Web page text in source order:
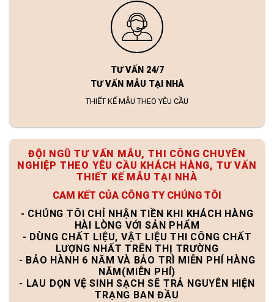
TƯ VẤN 24/7
TƯ VẤN MẪU TẠI NHÀ
THIẾT KẾ MẪU THEO YÊU CẦU
ĐỘI NGŨ TƯ VẤN MẪU, THI CÔNG CHUYÊN
NGHIỆP THEO YÊU CẦU KHÁCH HÀNG, TƯ VẤN
THIẾT KẾ MẪU TẠI NHÀ
CAM KẾT CỦA CÔNG TY CHÚNG TÔI
- CHÚNG TÔI CHỈ NHẬN TIỀN KHI KHÁCH HÀNG
HÀI LÒNG VỚI SẢN PHẨM
- DÙNG CHẤT LIỆU, VẬT LIỆU THI CÔNG CHẤT
LƯỢNG NHẤT TRÊN THỊ TRƯỜNG
- BẢO HÀNH 6 NĂM VÀ BẢO TRÌ MIỄN PHÍ HÀNG
NĂM(MIỄN PHÍ)
- LAU DỌN VỆ SINH SẠCH SẼ TRẢ NGUYÊN HIỆN
TRẠNG BAN ĐẦU